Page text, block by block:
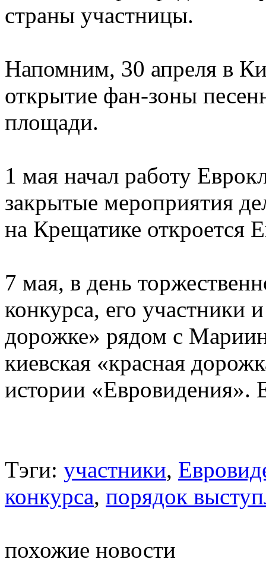
страны участницы.
Напомним, 30 апреля в
открытие фан-зоны
площади.
1 мая начал работу
закрытые мероприятия
на Крещатике откроется
7 мая, в день
конкурса, его участники
дорожке» рядом с
киевская «красная
истории «Евровидения».
Тэги: участники,
конкурса, порядок
похожие новости